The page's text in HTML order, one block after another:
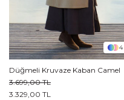
4
Düğmeli Kruvaze Kaban Camel
3.329,00 TL
3.699,00 TL